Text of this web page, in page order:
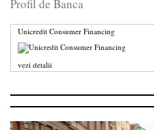
Profil de Banca
Unicredit Consumer Financing
vezi detalii